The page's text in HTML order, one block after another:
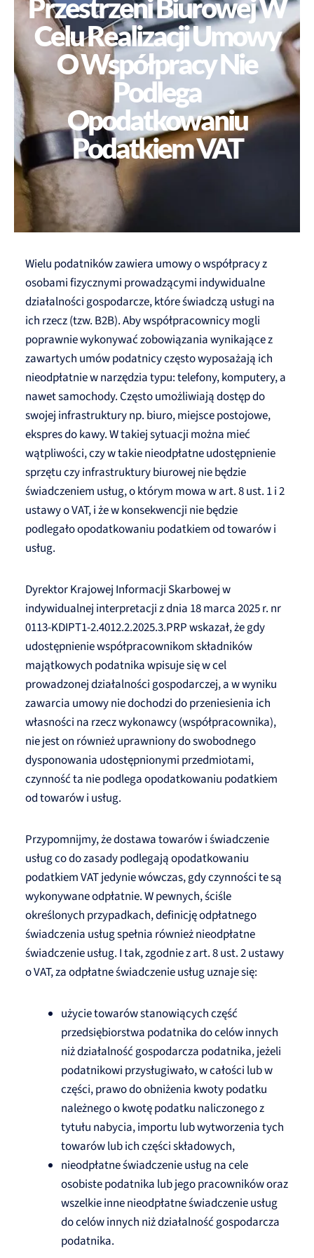
Przestrzeni Biurowej W
Celu Realizacji Umowy
O Współpracy Nie
Podlega
Opodatkowaniu
Podatkiem VAT
Wielu podatników zawiera umowy o współpracy z
osobami fizycznymi prowadzącymi indywidualne
działalności gospodarcze, które świadczą usługi na
ich rzecz (tzw. B2B). Aby współpracownicy mogli
poprawnie wykonywać zobowiązania wynikające z
zawartych umów podatnicy często wyposażają ich
nieodpłatnie w narzędzia typu: telefony, komputery, a
nawet samochody. Często umożliwiają dostęp do
swojej infrastruktury np. biuro, miejsce postojowe,
ekspres do kawy. W takiej sytuacji można mieć
wątpliwości, czy w takie nieodpłatne udostępnienie
sprzętu czy infrastruktury biurowej nie będzie
świadczeniem usług, o którym mowa w art. 8 ust. 1 i 2
ustawy o VAT, i że w konsekwencji nie będzie
podlegało opodatkowaniu podatkiem od towarów i
usług.
Dyrektor Krajowej Informacji Skarbowej w
indywidualnej interpretacji z dnia 18 marca 2025 r. nr
0113-KDIPT1-2.4012.2.2025.3.PRP wskazał, że gdy
udostępnienie współpracownikom składników
majątkowych podatnika wpisuje się w cel
prowadzonej działalności gospodarczej, a w wyniku
zawarcia umowy nie dochodzi do przeniesienia ich
własności na rzecz wykonawcy (współpracownika),
nie jest on również uprawniony do swobodnego
dysponowania udostępnionymi przedmiotami,
czynność ta nie podlega opodatkowaniu podatkiem
od towarów i usług.
Przypomnijmy, że dostawa towarów i świadczenie
usług co do zasady podlegają opodatkowaniu
podatkiem VAT jedynie wówczas, gdy czynności te są
wykonywane odpłatnie. W pewnych, ściśle
określonych przypadkach, definicję odpłatnego
świadczenia usług spełnia również nieodpłatne
świadczenie usług. I tak, zgodnie z art. 8 ust. 2 ustawy
o VAT, za odpłatne świadczenie usług uznaje się:
użycie towarów stanowiących część
przedsiębiorstwa podatnika do celów innych
niż działalność gospodarcza podatnika, jeżeli
podatnikowi przysługiwało, w całości lub w
części, prawo do obniżenia kwoty podatku
należnego o kwotę podatku naliczonego z
tytułu nabycia, importu lub wytworzenia tych
towarów lub ich części składowych,
nieodpłatne świadczenie usług na cele
osobiste podatnika lub jego pracowników oraz
wszelkie inne nieodpłatne świadczenie usług
do celów innych niż działalność gospodarcza
podatnika.